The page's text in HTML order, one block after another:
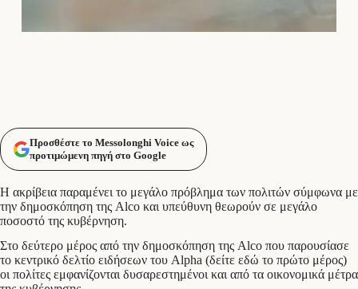
Προσθέστε το Messolonghi Voice ως
προτιμώμενη πηγή στο Google
Η ακρίβεια παραμένει το μεγάλο πρόβλημα των πολιτών σύμφωνα με
την δημοσκόπηση της Alco και υπεύθυνη θεωρούν σε μεγάλο
ποσοστό της κυβέρνηση.
Στο δεύτερο μέρος από την δημοσκόπηση της Alco που παρουσίασε
το κεντρικό δελτίο ειδήσεων του Alpha (δείτε εδώ το πρώτο μέρος)
οι πολίτες εμφανίζονται δυσαρεστημένοι και από τα οικονομικά μέτρα